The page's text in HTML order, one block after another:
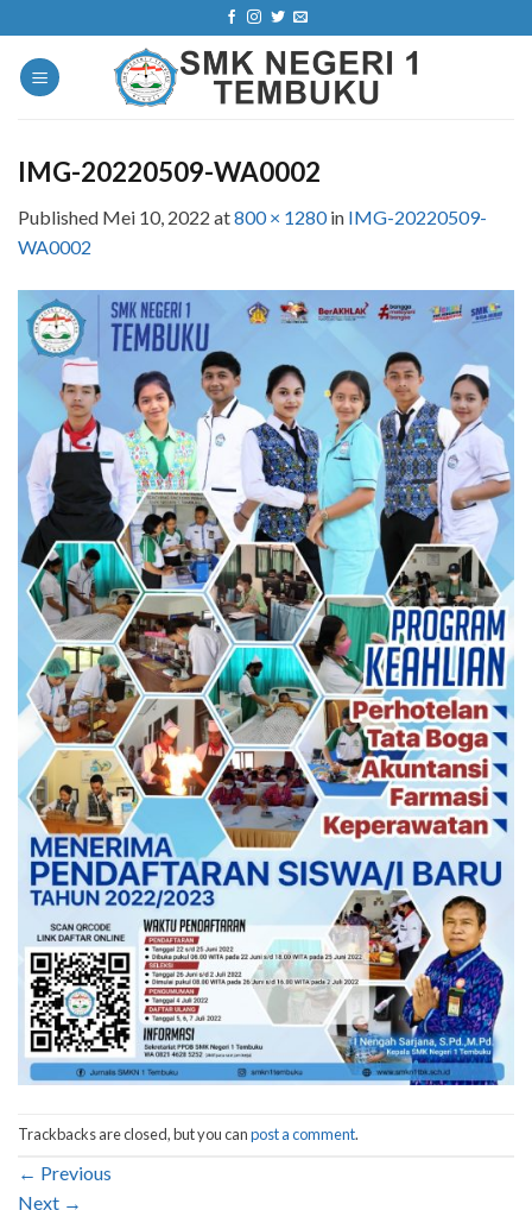
to
content
IMG-20220509-WA0002
Published Mei 10, 2022 at800 × 1280in IMG-20220509-
WA0002
Trackbacks are closed, but you canpost a comment.
← Previous
Next →